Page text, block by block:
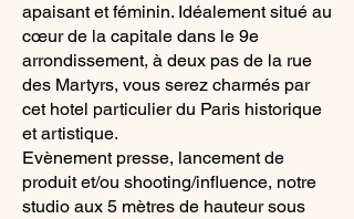
apaisant et féminin. Idéalement situé au
cœur de la capitale dans le 9e
arrondissement, à deux pas de la rue
des Martyrs, vous serez charmés par
cet hotel particulier du Paris historique
et artistique.
Evènement presse, lancement de
produit et/ou shooting/influence, notre
studio aux 5 mètres de hauteur sous